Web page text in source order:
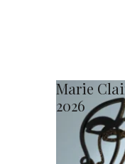
Marie
2026